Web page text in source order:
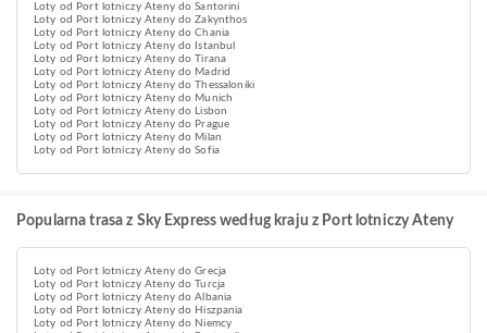
Loty od Port lotniczy Ateny do Santorini
Loty od Port lotniczy Ateny do Zakynthos
Loty od Port lotniczy Ateny do Chania
Loty od Port lotniczy Ateny do Istanbul
Loty od Port lotniczy Ateny do Tirana
Loty od Port lotniczy Ateny do Madrid
Loty od Port lotniczy Ateny do Thessaloniki
Loty od Port lotniczy Ateny do Munich
Loty od Port lotniczy Ateny do Lisbon
Loty od Port lotniczy Ateny do Prague
Loty od Port lotniczy Ateny do Milan
Loty od Port lotniczy Ateny do Sofia
Popularna trasa z Sky Express według kraju z Port lotniczy Ateny
Loty od Port lotniczy Ateny do Grecja
Loty od Port lotniczy Ateny do Turcja
Loty od Port lotniczy Ateny do Albania
Loty od Port lotniczy Ateny do Hiszpania
Loty od Port lotniczy Ateny do Niemcy